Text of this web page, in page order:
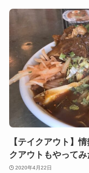
【テイクアウト】
クアウトもやってみ
2020年4月22日